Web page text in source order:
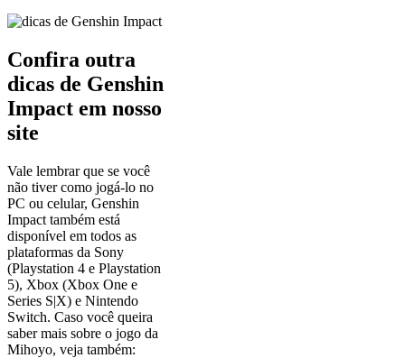
Confira outra
dicas de Genshin
Impact em nosso
site
Vale lembrar que se você
não tiver como jogá-lo no
PC ou celular, Genshin
Impact também está
disponível em todos as
plataformas da Sony
(Playstation 4 e Playstation
5), Xbox (Xbox One e
Series S|X) e Nintendo
Switch. Caso você queira
saber mais sobre o jogo da
Mihoyo, veja também: